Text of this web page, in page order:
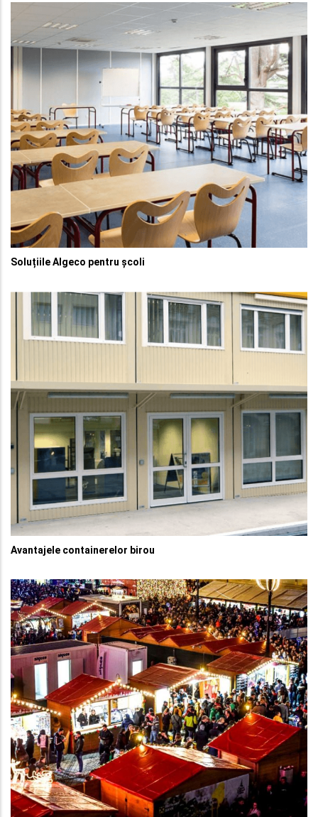
Soluțiile Algeco pentru școli
Avantajele containerelor birou